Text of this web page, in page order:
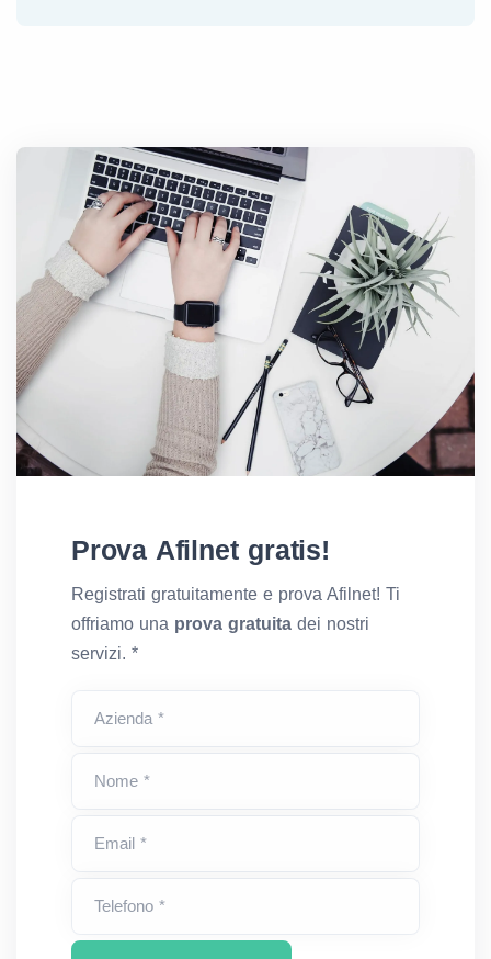
Prova Afilnet gratis!
Registrati gratuitamente e prova Afilnet! Ti
offriamo una prova gratuita dei nostri
servizi. *
Azienda *
Nome *
Email *
Telefono *